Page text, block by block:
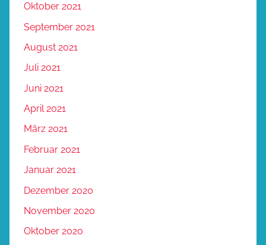
Oktober 2021
September 2021
August 2021
Juli 2021
Juni 2021
April 2021
März 2021
Februar 2021
Januar 2021
Dezember 2020
November 2020
Oktober 2020